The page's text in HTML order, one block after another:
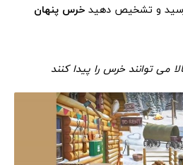
و تشخیص دهید خرس پنهان
می توانند خرس را پیدا کنند